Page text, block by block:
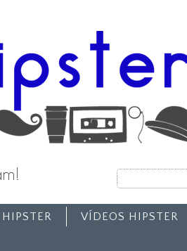
VÍDEOS HIPSTER